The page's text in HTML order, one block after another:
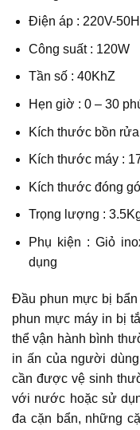
Điện áp : 220V-
Công suất : 120W
Tần số : 40KhZ
Hẹn giờ : 0 – 30
Kích thước bồn
Kích thước máy :
Kích thước đóng
Trọng lượng :
Phụ kiện : Giỏ
dụng
Đầu phun mực bị
phun mực máy in bị
thể vận hành bình
in ấn của người
cần được vệ sinh
với nước hoặc sử
đa cặn bẩn, những